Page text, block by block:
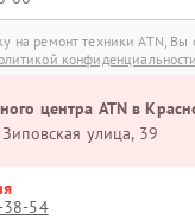
на ремонт техники ATN, Вы
конфиденциальности
центра ATN в
улица, 39
38-54